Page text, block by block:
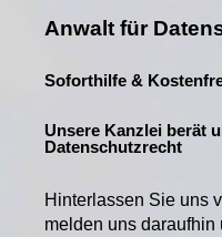
Anwalt für
Soforthilfe &
Unsere Kanzlei berät
Datenschutzrecht
Hinterlassen Sie uns
melden uns daraufhin